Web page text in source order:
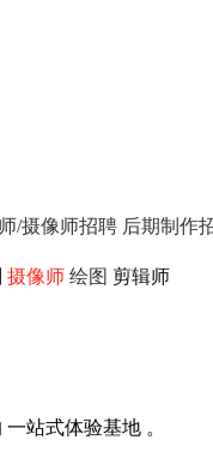
/摄像师招聘 后期制作
摄像师 绘图 剪辑师
站式体验基地 。